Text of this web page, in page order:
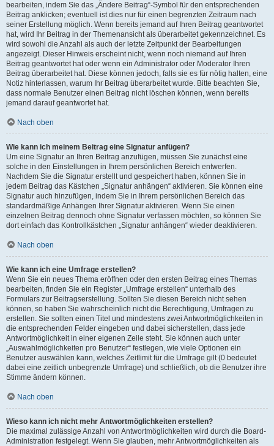
bearbeiten, indem Sie das „Ändere Beitrag“-Symbol für den entsprechenden
Beitrag anklicken; eventuell ist dies nur für einen begrenzten Zeitraum nach
seiner Erstellung möglich. Wenn bereits jemand auf Ihren Beitrag geantwortet
hat, wird Ihr Beitrag in der Themenansicht als überarbeitet gekennzeichnet. Es
wird sowohl die Anzahl als auch der letzte Zeitpunkt der Bearbeitungen
angezeigt. Dieser Hinweis erscheint nicht, wenn noch niemand auf Ihren
Beitrag geantwortet hat oder wenn ein Administrator oder Moderator Ihren
Beitrag überarbeitet hat. Diese können jedoch, falls sie es für nötig halten, eine
Notiz hinterlassen, warum Ihr Beitrag überarbeitet wurde. Bitte beachten Sie,
dass normale Benutzer einen Beitrag nicht löschen können, wenn bereits
jemand darauf geantwortet hat.
Nach oben
Wie kann ich meinem Beitrag eine Signatur anfügen?
Um eine Signatur an Ihren Beitrag anzufügen, müssen Sie zunächst eine
solche in den Einstellungen in Ihrem persönlichen Bereich entwerfen.
Nachdem Sie die Signatur erstellt und gespeichert haben, können Sie in
jedem Beitrag das Kästchen „Signatur anhängen“ aktivieren. Sie können eine
Signatur auch hinzufügen, indem Sie in Ihrem persönlichen Bereich das
standardmäßige Anhängen Ihrer Signatur aktivieren. Wenn Sie einen
einzelnen Beitrag dennoch ohne Signatur verfassen möchten, so können Sie
dort einfach das Kontrollkästchen „Signatur anhängen“ wieder deaktivieren.
Nach oben
Wie kann ich eine Umfrage erstellen?
Wenn Sie ein neues Thema eröffnen oder den ersten Beitrag eines Themas
bearbeiten, finden Sie ein Register „Umfrage erstellen“ unterhalb des
Formulars zur Beitragserstellung. Sollten Sie diesen Bereich nicht sehen
können, so haben Sie wahrscheinlich nicht die Berechtigung, Umfragen zu
erstellen. Sie sollten einen Titel und mindestens zwei Antwortmöglichkeiten in
die entsprechenden Felder eingeben und dabei sicherstellen, dass jede
Antwortmöglichkeit in einer eigenen Zeile steht. Sie können auch unter
„Auswahlmöglichkeiten pro Benutzer“ festlegen, wie viele Optionen ein
Benutzer auswählen kann, welches Zeitlimit für die Umfrage gilt (0 bedeutet
dabei eine zeitlich unbegrenzte Umfrage) und schließlich, ob die Benutzer ihre
Stimme ändern können.
Nach oben
Wieso kann ich nicht mehr Antwortmöglichkeiten erstellen?
Die maximal zulässige Anzahl von Antwortmöglichkeiten wird durch die Board-
Administration festgelegt. Wenn Sie glauben, mehr Antwortmöglichkeiten als